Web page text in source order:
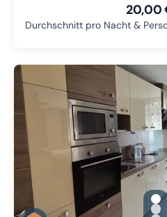
20,00
Durchschnitt pro Nacht &